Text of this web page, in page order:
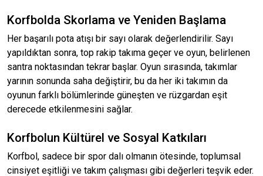
Korfbolda Skorlama ve Yeniden Başlama
Her başarılı pota atışı bir sayı olarak değerlendirilir. Sayı
yapıldıktan sonra, top rakip takıma geçer ve oyun, belirlenen
santra noktasından tekrar başlar. Oyun sırasında, takımlar
yarının sonunda saha değiştirir, bu da her iki takımın da
oyunun farklı bölümlerinde güneşten ve rüzgardan eşit
derecede etkilenmesini sağlar.
Korfbolun Kültürel ve Sosyal Katkıları
Korfbol, sadece bir spor dalı olmanın ötesinde, toplumsal
cinsiyet eşitliği ve takım çalışması gibi değerleri teşvik eder.